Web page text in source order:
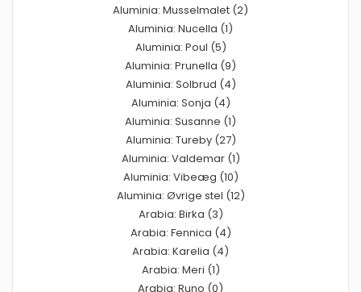
Aluminia: Musselmalet (2)
Aluminia: Nucella (1)
Aluminia: Poul (5)
Aluminia: Prunella (9)
Aluminia: Solbrud (4)
Aluminia: Sonja (4)
Aluminia: Susanne (1)
Aluminia: Tureby (27)
Aluminia: Valdemar (1)
Aluminia: Vibeæg (10)
Aluminia: Øvrige stel (12)
Arabia: Birka (3)
Arabia: Fennica (4)
Arabia: Karelia (4)
Arabia: Meri (1)
Arabia: Runo (0)